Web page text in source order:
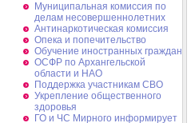
Муниципальная комиссия по
делам несовершеннолетних
Антинаркотическая комиссия
Опека и попечительство
Обучение иностранных граждан
ОСФР по Архангельской
области и НАО
Поддержка участникам СВО
Укрепление общественного
здоровья
ГО и ЧС Мирного информирует